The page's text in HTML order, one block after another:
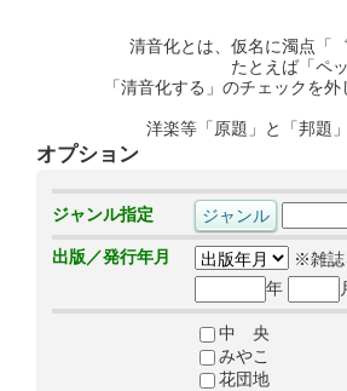
清音化とは、仮名に濁点「
たとえば「ペ
「清音化する」のチェックを
洋楽等「原題」と「邦題
オプション
ジャンル指定
出版／発行年月
※雑誌
年
中 央
みやこ
花団地